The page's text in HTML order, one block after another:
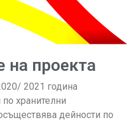
на проекта
2021 година
хранителни
дейности по